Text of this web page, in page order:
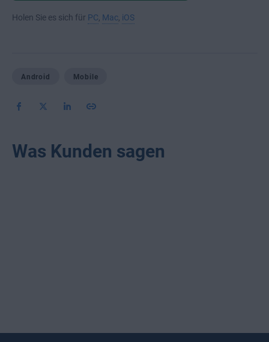
Holen Sie es sich für PC, Mac, iOS
Android Mobile
Was Kunden sagen